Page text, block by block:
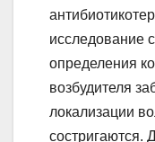
исследование
определения
возбудителя
локализации
состригаются.